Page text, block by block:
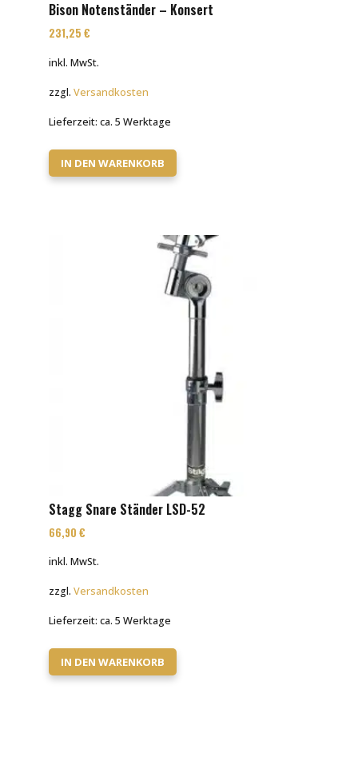
Bison Notenständer – Konsert
231,25 €
inkl. MwSt.
zzgl. Versandkosten
Lieferzeit: ca. 5 Werktage
IN DEN WARENKORB
Stagg Snare Ständer LSD-52
66,90 €
inkl. MwSt.
zzgl. Versandkosten
Lieferzeit: ca. 5 Werktage
IN DEN WARENKORB